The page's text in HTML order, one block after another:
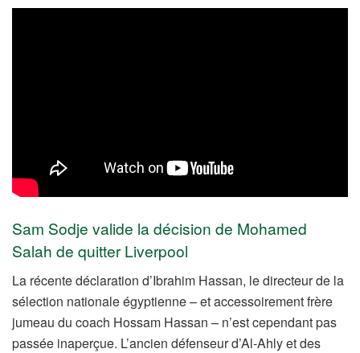
Sam Sodje valide la décision de Mohamed
Salah de quitter Liverpool
La récente déclaration d’Ibrahim Hassan, le directeur de la
sélection nationale égyptienne – et accessoirement frère
jumeau du coach Hossam Hassan – n’est cependant pas
passée inaperçue. L’ancien défenseur d’Al-Ahly et des